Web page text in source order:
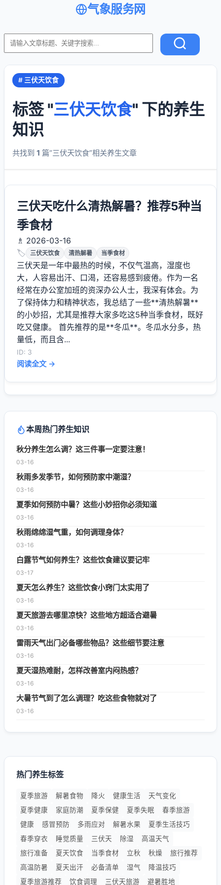
气象服务网
# 三伏天饮食
标签 "三伏天饮食" 下的养生
知识
共找到 1 篇“三伏天饮食”相关养生文章
三伏天吃什么清热解暑？推荐5种当
季食材
♗ 2026-03-16
🏷️
三伏天饮食 清热解暑 当季食材
三伏天是一年中最热的时候，不仅气温高，湿度也
大，人容易出汗、口渴，还容易感到疲倦。作为一名
经常在办公室加班的资深办公人士，我深有体会。为
了保持体力和精神状态，我总结了一些**清热解暑**
的小妙招，尤其是推荐大家多吃这5种当季食材，既好
吃又健康。 首先推荐的是**冬瓜**。冬瓜水分多，热
量低，而且含...
ID: 3
阅读全文 →
本周热门养生知识
秋分养生怎么调？这三件事一定要注意！
03-16
秋雨多发季节，如何预防家中潮湿？
03-16
夏季如何预防中暑？这些小妙招你必须知道
03-16
秋雨绵绵湿气重，如何调理身体？
03-16
白露节气如何养生？这些饮食建议要记牢
03-17
夏天怎么养生？这些饮食小窍门太实用了
03-16
夏天旅游去哪里凉快？这些地方超适合避暑
03-16
雷雨天气出门必备哪些物品？这些细节要注意
03-16
夏天湿热难耐，怎样改善室内闷热感？
03-16
大暑节气到了怎么调理？吃这些食物就对了
03-16
热门养生标签
夏季旅游 解暑食物 降火 健康生活
天气变化
夏季健康
家庭防潮 夏季保健 夏季失眠
春季旅游
健康
感冒预防 多雨应对 解暑水果
夏季生活技巧
春季穿衣
睡觉质量 三伏天 除湿
高温天气
旅行准备
夏天饮食 当季食材 立秋 秋燥
旅行推荐
高温防暑
夏天出汗 必备清单 湿气
降温技巧
夏季旅游推荐
饮食调理 三伏天旅游 避暑胜地